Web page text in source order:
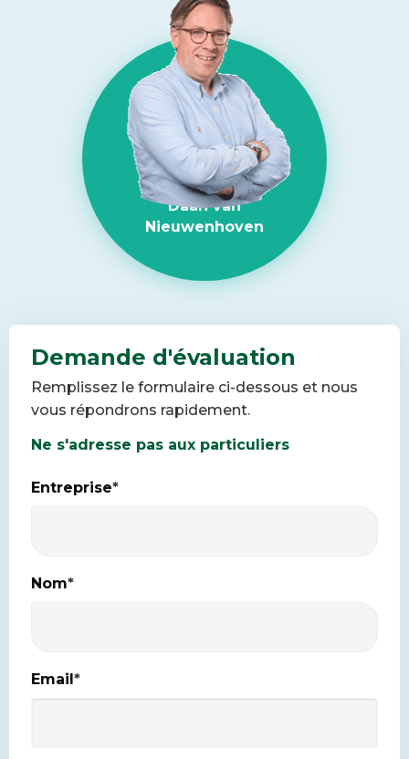
Daan van
Nieuwenhoven
Demande d'évaluation
Remplissez le formulaire ci-dessous et nous
vous répondrons rapidement.
Ne s'adresse pas aux particuliers
Entreprise*
Nom*
Email*